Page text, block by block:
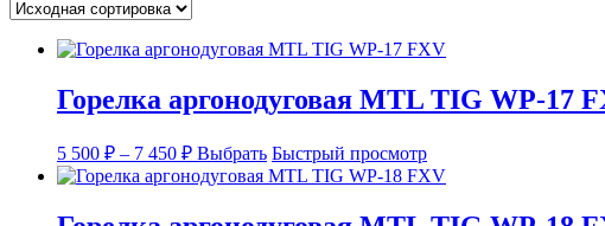
Горелка аргонодуговая MTL TIG WP-17
5 500 ₽ – 7 450 ₽Диапазон
цен:
5
Выбрать Этот
товар
имеет
Быстрый просмотр